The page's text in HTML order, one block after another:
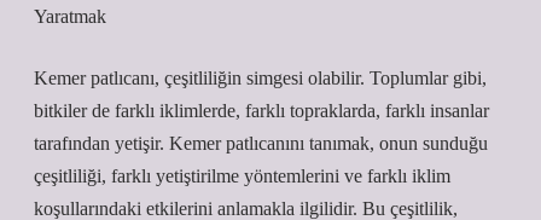
Yaratmak
Kemer patlıcanı, çeşitliliğin simgesi olabilir. Toplumlar gibi,
bitkiler de farklı iklimlerde, farklı topraklarda, farklı insanlar
tarafından yetişir. Kemer patlıcanını tanımak, onun sunduğu
çeşitliliği, farklı yetiştirilme yöntemlerini ve farklı iklim
koşullarındaki etkilerini anlamakla ilgilidir. Bu çeşitlilik,